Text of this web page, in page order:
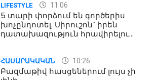
LIFESTYLE 11:06
5 տարի փորձում են գործերիս
խոչընդոտել. Սիրուշոն` իրեն
դատախազություն հրավիրելու
ՀԱՍԱՐԱԿԱԿԱՆ 10:26
Բազմաթիվ հասցեներում լույս չի